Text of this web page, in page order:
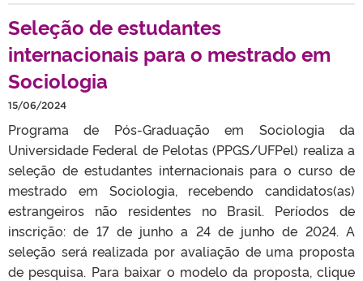
Seleção de estudantes
internacionais para o mestrado em
Sociologia
15/06/2024
Programa de Pós-Graduação em Sociologia da
Universidade Federal de Pelotas (PPGS/UFPel) realiza a
seleção de estudantes internacionais para o curso de
mestrado em Sociologia, recebendo candidatos(as)
estrangeiros não residentes no Brasil. Períodos de
inscrição: de 17 de junho a 24 de junho de 2024. A
seleção será realizada por avaliação de uma proposta
de pesquisa. Para baixar o modelo da proposta, clique